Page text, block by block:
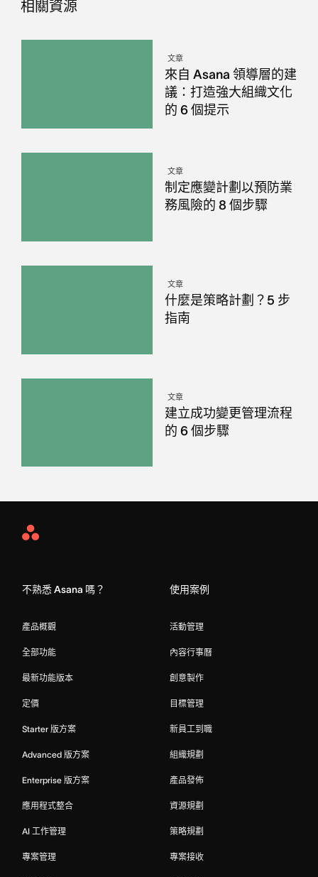
相關資源
文章
來自 Asana 領導層的建
議：打造強大組織文化
的 6 個提示
文章
制定應變計劃以預防業
務風險的 8 個步驟
文章
什麼是策略計劃？5 步
指南
文章
建立成功變更管理流程
的 6 個步驟
Asana
不熟悉 Asana 嗎？
產品概觀
全部功能
最新功能版本
定價
Starter 版方案
Advanced 版方案
Enterprise 版方案
應用程式整合
AI 工作管理
專案管理
使用案例
活動管理
內容行事曆
創意製作
目標管理
新員工到職
組織規劃
產品發佈
資源規劃
策略規劃
專案接收